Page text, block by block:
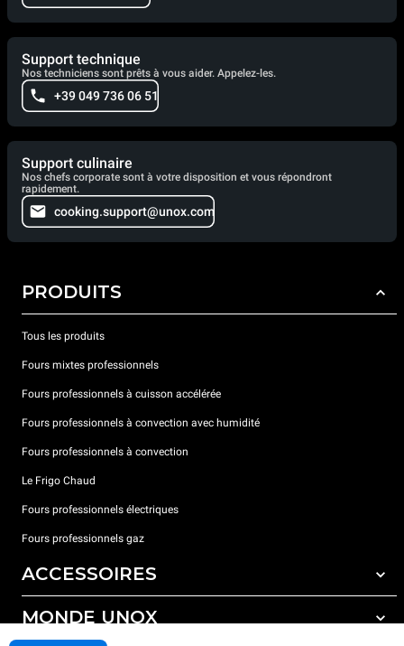
Support technique
Nos techniciens sont prêts à vous aider. Appelez-les.
+39 049 736 06 51
Support culinaire
Nos chefs corporate sont à votre disposition et vous répondront
rapidement.
cooking.support@unox.com
PRODUITS
Tous les produits
Fours mixtes professionnels
Fours professionnels à cuisson accélérée
Fours professionnels à convection avec humidité
Fours professionnels à convection
Le Frigo Chaud
Fours professionnels électriques
Fours professionnels gaz
ACCESSOIRES
Tous les accessoires
MONDE UNOX